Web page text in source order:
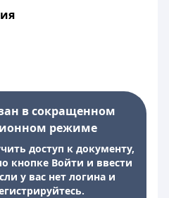
в сокращенном
режиме
доступ к документу,
кнопке Войти и ввести
у вас нет логина и